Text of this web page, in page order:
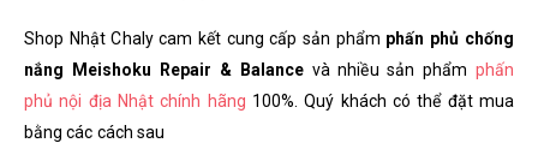
Shop Nhật Chaly cam kết cung cấp sản phẩm phấn phủ chống
nắng Meishoku Repair & Balance và nhiều sản phẩm phấn
phủ nội địa Nhật chính hãng 100%. Quý khách có thể đặt mua
bằng các cách sau